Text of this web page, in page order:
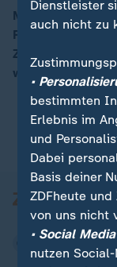
MAGA-
Rücken, trotz
ZDF-Doku zeigt
wachsende
Dienstleister
auch nicht zu
•
bestimmten
Erlebnis im
und
Dabei
Basis deiner
ZDFheute
von uns nicht
• Social
nutzen